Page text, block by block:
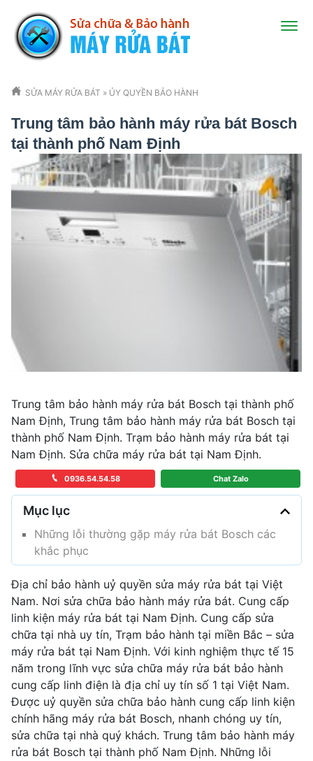
SỬA MÁY RỬA BÁT » ỦY QUYỀN BẢO HÀNH
Trung tâm bảo hành máy rửa bát Bosch
tại thành phố Nam Định
Trung tâm bảo hành máy rửa bát Bosch tại thành phố
Nam Định, Trung tâm bảo hành máy rửa bát Bosch tại
thành phố Nam Định. Trạm bảo hành máy rửa bát tại
Nam Định. Sửa chữa máy rửa bát tại Nam Định.
Chat Zalo
0936.54.54.58
Mục lục
Những lỗi thường gặp máy rửa bát Bosch các
khắc phục
Địa chỉ bảo hành uỷ quyền sửa máy rửa bát tại Việt
Nam. Nơi sửa chữa bảo hành máy rửa bát. Cung cấp
linh kiện máy rửa bát tại Nam Định. Cung cấp sửa
chữa tại nhà uy tín, Trạm bảo hành tại miền Bắc – sửa
máy rửa bát tại Nam Định. Với kinh nghiệm thực tế 15
năm trong lĩnh vực sửa chữa máy rửa bát bảo hành
cung cấp linh điện là địa chỉ uy tín số 1 tại Việt Nam.
Được uỷ quyền sửa chữa bảo hành cung cấp linh kiện
chính hãng máy rửa bát Bosch, nhanh chóng uy tín,
sửa chữa tại nhà quý khách. Trung tâm bảo hành máy
rửa bát Bosch tại thành phố Nam Định. Những lỗi